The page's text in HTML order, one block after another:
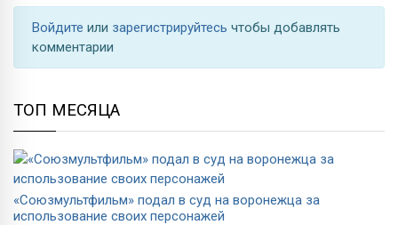
Войдите или зарегистрируйтесь чтобы добавлять
комментарии
ТОП МЕСЯЦА
«Союзмультфильм» подал в суд на воронежца за
использование своих персонажей